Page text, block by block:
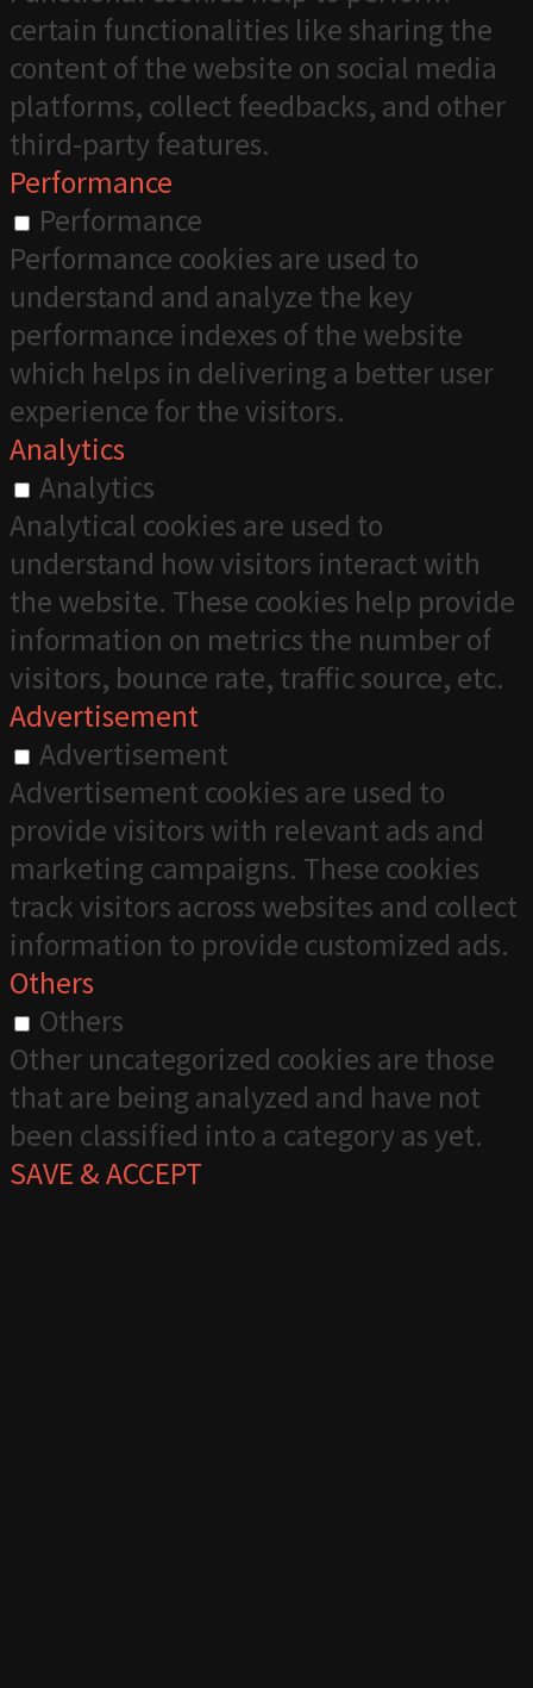
certain functionalities like sharing the
content of the website on social media
platforms, collect feedbacks, and other
third-party features.
Performance
Performance
Performance cookies are used to
understand and analyze the key
performance indexes of the website
which helps in delivering a better user
experience for the visitors.
Analytics
Analytics
Analytical cookies are used to
understand how visitors interact with
the website. These cookies help provide
information on metrics the number of
visitors, bounce rate, traffic source, etc.
Advertisement
Advertisement
Advertisement cookies are used to
provide visitors with relevant ads and
marketing campaigns. These cookies
track visitors across websites and collect
information to provide customized ads.
Others
Others
Other uncategorized cookies are those
that are being analyzed and have not
been classified into a category as yet.
SAVE & ACCEPT